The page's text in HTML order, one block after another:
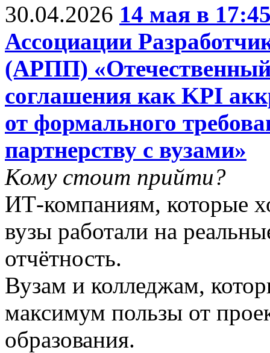
30.04.2026 14 мая в
Ассоциации
(АРПП)
соглашения как KPI
от формального
партнерству с вузами»
Кому стоит прийти?
ИТ-компаниям, которые
вузы работали на
отчётность.
Вузам и колледжам,
максимум пользы от
образования.